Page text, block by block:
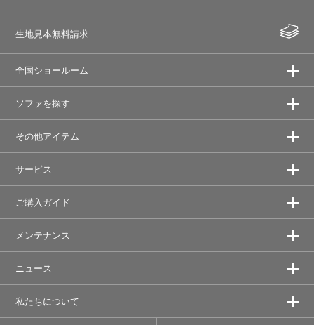
生地見本無料請求
全国ショールーム
ソファを探す
その他アイテム
サービス
ご購入ガイド
メンテナンス
ニュース
私たちについて